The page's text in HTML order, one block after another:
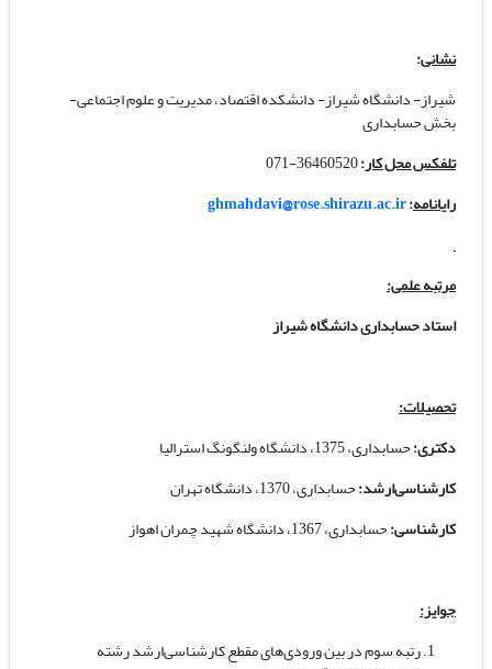
نشانی:
شیراز- دانشگاه شیراز- دانشکده اقتصاد، مدیریت و علوم اجتماعی-
بخش حسابداری
تلفکس محل کار:
رایانامه:
ghmahdavi@rose.shirazu.ac.ir
مرتبه علمی:
استاد حسابداری دانشگاه شیراز
تحصیلات:
دکتری:حسابداری، 1375، دانشگاه ولنگونگ استرالیا
کارشناسی‌ارشد:حسابداری، 1370، دانشگاه تهران
کارشناسی:حسابداری، 1367، دانشگاه شهید چمران اهواز
جوایز:
رتبه سوم در بین ورودی‌های مقطع کارشناسی‌ارشد رشته